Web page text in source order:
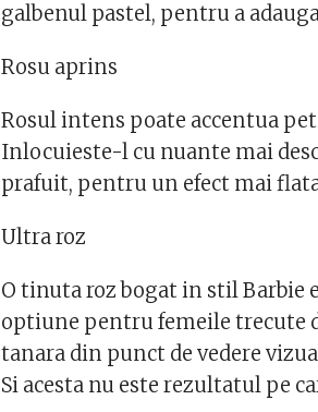
galbenul pastel, pentru a
Rosu aprins
Rosul intens poate accentua
Inlocuieste-l cu nuante mai
prafuit, pentru un efect mai
Ultra roz
O tinuta roz bogat in stil Barbie
optiune pentru femeile trecute
tanara din punct de vedere
Si acesta nu este rezultatul pe